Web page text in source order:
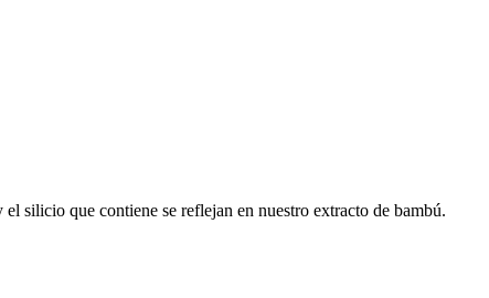
silicio que contiene se reflejan en nuestro extracto de bambú.